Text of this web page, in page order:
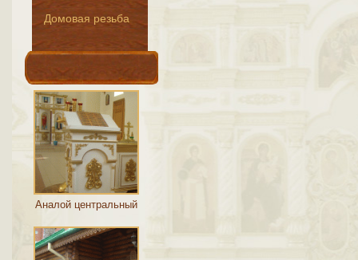
Домовая резьба
Аналой центральный